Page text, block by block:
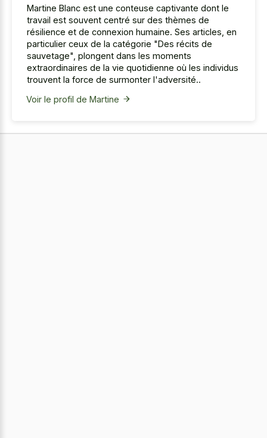
Martine Blanc est une conteuse captivante dont le
travail est souvent centré sur des thèmes de
résilience et de connexion humaine. Ses articles, en
particulier ceux de la catégorie "Des récits de
sauvetage", plongent dans les moments
extraordinaires de la vie quotidienne où les individus
trouvent la force de surmonter l'adversité..
Voir le profil de Martine